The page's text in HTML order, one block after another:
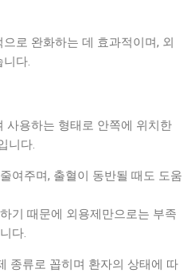
로 완화하는 데 효과적이며, 외
다.
사용하는 형태로 안쪽에 위치한
니다.
여주며, 출혈이 동반될 때도 도움
기 때문에 외용제만으로는 부족
다.
종류로 꼽히며 환자의 상태에 따